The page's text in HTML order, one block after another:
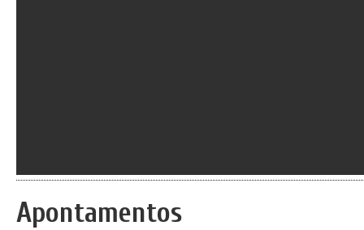
Apontamentos